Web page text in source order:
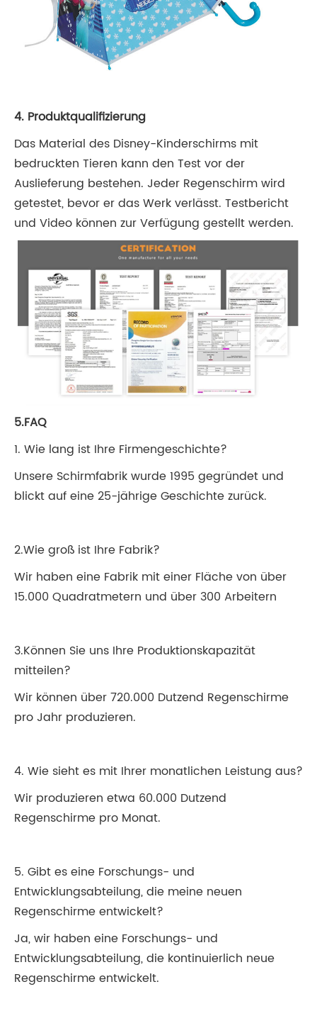
4. Produktqualifizierung
Das Material des Disney-Kinderschirms mit
bedruckten Tieren kann den Test vor der
Auslieferung bestehen. Jeder Regenschirm wird
getestet, bevor er das Werk verlässt. Testbericht
und Video können zur Verfügung gestellt werden.
5.FAQ
1. Wie lang ist Ihre Firmengeschichte?
Unsere Schirmfabrik wurde 1995 gegründet und
blickt auf eine 25-jährige Geschichte zurück.
2.Wie groß ist Ihre Fabrik?
Wir haben eine Fabrik mit einer Fläche von über
15.000 Quadratmetern und über 300 Arbeitern
3.Können Sie uns Ihre Produktionskapazität
mitteilen?
Wir können über 720.000 Dutzend Regenschirme
pro Jahr produzieren.
4. Wie sieht es mit Ihrer monatlichen Leistung aus?
Wir produzieren etwa 60.000 Dutzend
Regenschirme pro Monat.
5. Gibt es eine Forschungs- und
Entwicklungsabteilung, die meine neuen
Regenschirme entwickelt?
Ja, wir haben eine Forschungs- und
Entwicklungsabteilung, die kontinuierlich neue
Regenschirme entwickelt.